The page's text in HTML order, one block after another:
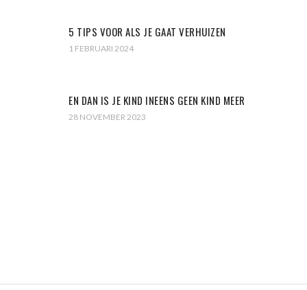
5 TIPS VOOR ALS JE GAAT VERHUIZEN
1 FEBRUARI 2024
EN DAN IS JE KIND INEENS GEEN KIND MEER
28 NOVEMBER 2023